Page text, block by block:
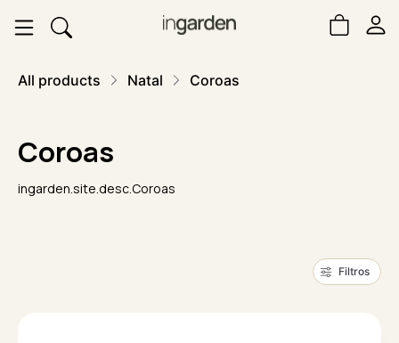
All products Natal Coroas
Coroas
ingarden.site.desc.Coroas
Filtros